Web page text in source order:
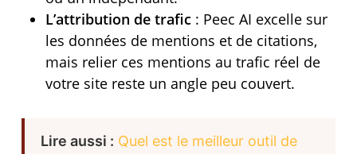
L’attribution de trafic: Peec AI excelle sur
les données de mentions et de citations,
mais relier ces mentions au trafic réel de
votre site reste un angle peu couvert.
Lire aussi : Quel est le meilleur outil de